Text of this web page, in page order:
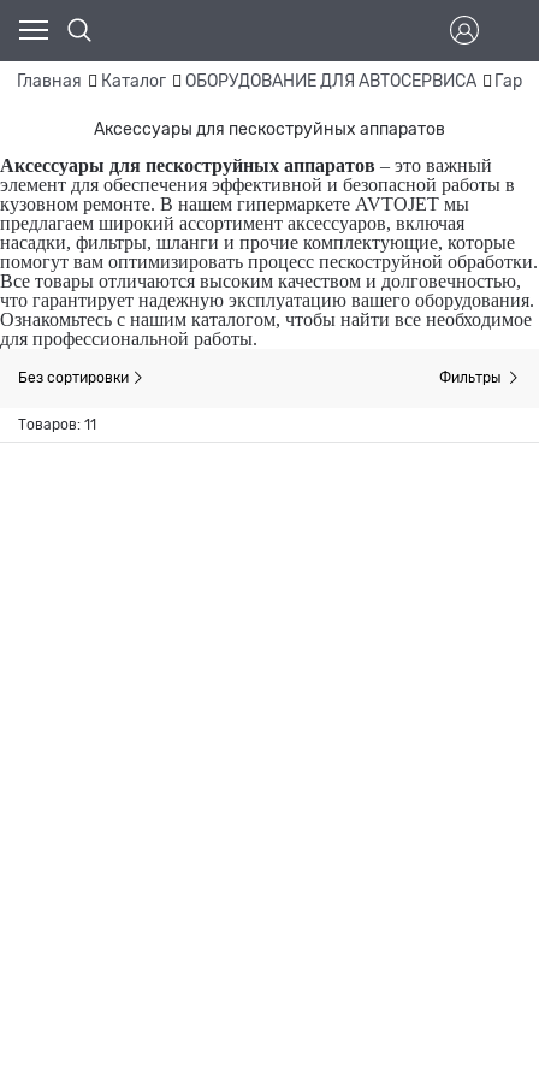
Главная Каталог ОБОРУДОВАНИЕ ДЛЯ АВТОСЕРВИСА
Аксессуары для пескоструйных аппаратов
Аксессуары для пескоструйных аппаратов – это важный
элемент для обеспечения эффективной и безопасной работы в
кузовном ремонте. В нашем гипермаркете AVTOJET мы
предлагаем широкий ассортимент аксессуаров, включая
насадки, фильтры, шланги и прочие комплектующие, которые
помогут вам оптимизировать процесс пескоструйной обработки.
Все товары отличаются высоким качеством и долговечностью,
что гарантирует надежную эксплуатацию вашего оборудования.
Ознакомьтесь с нашим каталогом, чтобы найти все необходимое
для профессиональной работы.
Без сортировки Фильтры
Товаров: 11